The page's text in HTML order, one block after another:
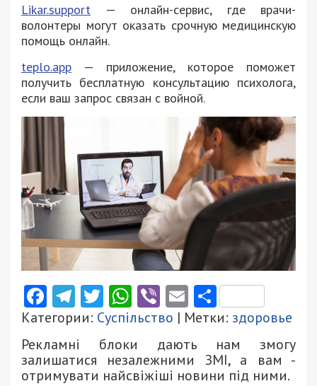
Likar.support — онлайн-сервис, где врачи-
волонтеры могут оказать срочную медицинскую
помощь онлайн.
teplo.app — приложение, которое поможет
получить бесплатную консультацию психолога,
если ваш запрос связан с войной.
Facebook
Telegram
Twitter
WhatsApp
ViberEmail
Категории: Суспільство | Метки: здоровье
Рекламні блоки дають нам змогу
залишатися незалежними ЗМІ, а вам -
отримувати найсвіжіші новини під ними.